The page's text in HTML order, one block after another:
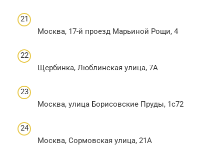
Москва, 17-й проезд Марьиной Рощи, 4
Щербинка, Люблинская улица, 7А
Москва, улица Борисовские Пруды, 1с72
Москва, Сормовская улица, 21А